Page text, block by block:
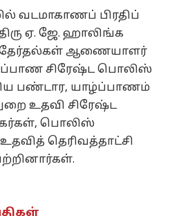
வடமாகாணப் பிரதிப்
ஏ. ஜே. ஹாலிங்க
தேர்தல்கள் ஆணையாளர்
சிரேஷ்ட பொலிஸ்
பண்டார, யாழ்ப்பாணம்
உதவி சிரேஷ்ட
பொலிஸ்
தெரிவத்தாட்சி